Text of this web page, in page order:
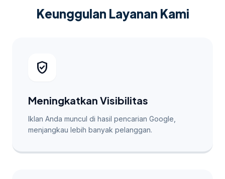
Keunggulan Layanan Kami
verified_user
Meningkatkan Visibilitas
Iklan Anda muncul di hasil pencarian Google,
menjangkau lebih banyak pelanggan.